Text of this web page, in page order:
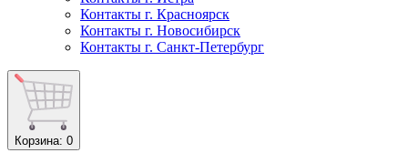
Контакты г. Красноярск
Контакты г. Новосибирск
Контакты г. Санкт-Петербург
Корзина: 0